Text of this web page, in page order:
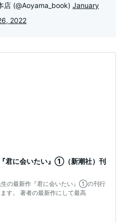
(@Aoyama_book) January
2022
君に会いたい』①（新潮社）刊
生の最新作『君に会いたい』①の刊行
す。 著者の最新作にして最高